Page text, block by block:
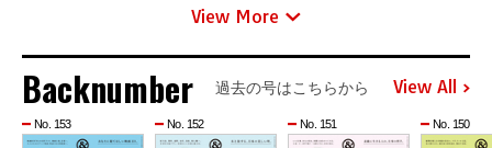
View More
Backnumber 過去の号はこちらから View All
No. 153 No. 152 No. 151 No. 150